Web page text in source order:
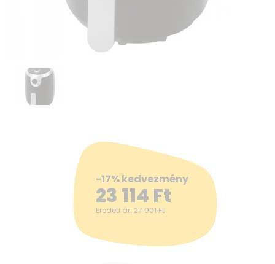
-17% kedvezmény
23 114 Ft
Eredeti ár: 27 901Ft